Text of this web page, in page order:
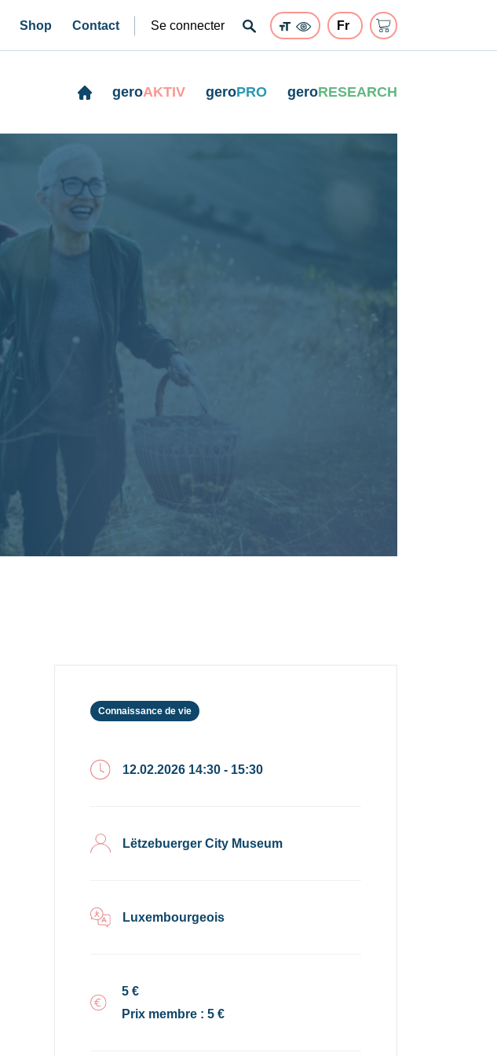
Shop Contact Se connecter
geroAKTIV geroPRO geroRESEARCH
Connaissance de vie
12.02.2026 14:30 - 15:30
Lëtzebuerger City Museum
Luxembourgeois
5 €
Prix membre : 5 €